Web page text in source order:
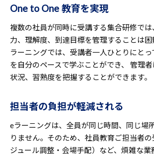
One to One 教育を実現
複数の社員が同時に受講する集合研修で
力、理解度、到達目標を管理することは
ラーニングでは、受講者一人ひとりにと
を自分のペースで学ぶことができ、 管理
状況、習熟度を把握することができます。
担当者の負担が軽減される
eラーニングは、全員が同じ時間、同じ場
りません。そのため、社員教育ご担当者
ジュール調整・会場手配）など、煩雑な